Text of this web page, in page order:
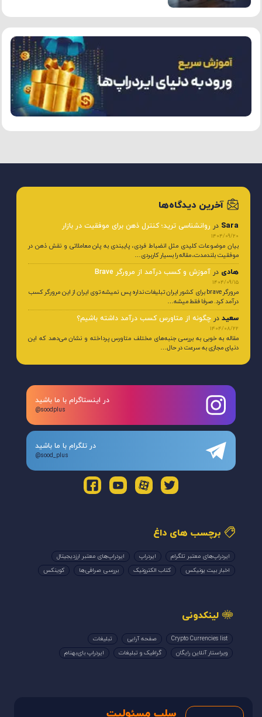
آخرین دیدگاه‌ها
Sara در روانشناسی ترید؛ کنترل ذهن برای موفقیت در بازار
1404/09/20
بیان موضوعات کلیدی مثل انضباط فردی، پایبندی به پلن معاملاتی و نقش ذهن در
موفقیت بلندمدت، مقاله را بسیار کاربردی…
هادی در آموزش و کسب درآمد از مرورگر Brave
1404/09/15
مرورگر brave برای کشور ایران تبلیغات نداره پس نمیشه توی ایران از این مرورگر کسب
درآمد کرد. صرفا فقط میشه…
سعید در چگونه از متاورس کسب درآمد داشته باشیم؟
1404/08/22
مقاله به خوبی به بررسی جنبه‌های مختلف متاورس پرداخته و نشان می‌دهد که این
دنیای مجازی به سرعت در حال…
در اینستاگرام با ما باشید
@soodplus
در تلگرام با ما باشید
@sood_plus
برچسب های داغ
ایردراپ‌های معتبر تلگرام ایردراپ
ایردراپ‌های معتبر ارزدیجیتال
اخبار بیت یونیکس
کتاب الکترونیک بررسی صرافی‌ها کوینکس
لینکدونی
Crypto Currencies list صفحه آرایی
تبلیغات
ویراستار آنلاین رایگان
گرافیک و تبلیغات ایردراپ بای‌بهنام
سلب مسئولیت